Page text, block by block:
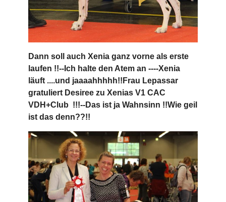
Dann soll auch Xenia ganz vorne als erste
laufen !!--Ich halte den Atem an ----Xenia
läuft ....und jaaaahhhhh!!Frau Lepassar
gratuliert Desiree zu Xenias V1 CAC
VDH+Club !!!--Das ist ja Wahnsinn !!Wie geil
ist das denn??!!